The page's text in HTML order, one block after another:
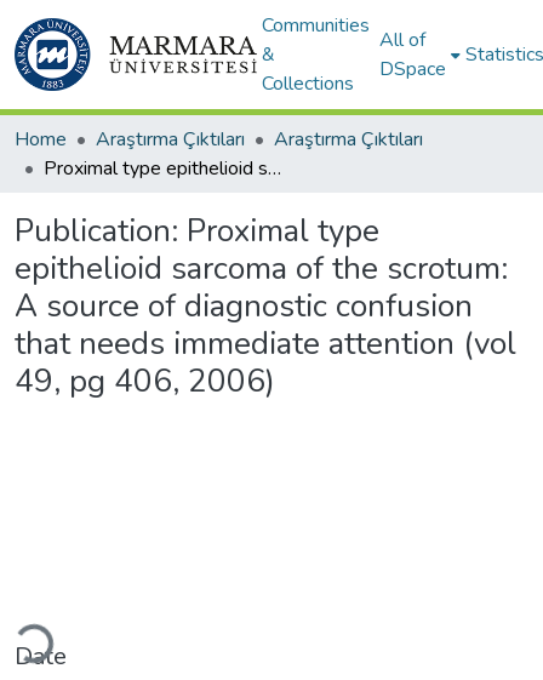
Communities
&
Collections
All of
DSpace
Statistics
Home Araştırma Çıktıları
Araştırma Çıktıları
Proximal type epithelioid sarcoma of the scrotum: A source of diagnostic confusion that needs immediate attention (vol 49, pg 406, 2006)
Publication: Proximal type
epithelioid sarcoma of the scrotum:
A source of diagnostic confusion
that needs immediate attention (vol
49, pg 406, 2006)
Date